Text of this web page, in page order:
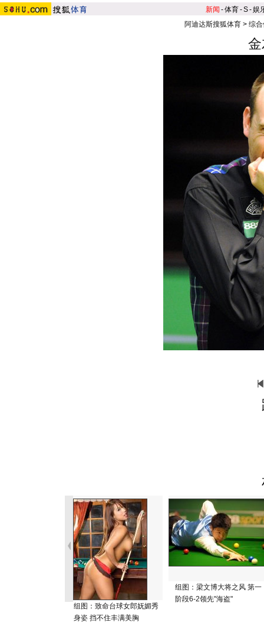
新闻 -体育-S-娱
阿迪达斯搜狐体育 > 综
组图：致命台球女郎妩媚秀
身姿 挡不住丰满美胸
组图：梁文博大将之风 第一
阶段6-2领先"海盗"